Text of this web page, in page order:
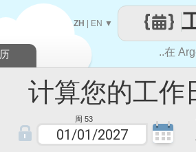
算您的工作
周 53
..在
ZH EN ▼